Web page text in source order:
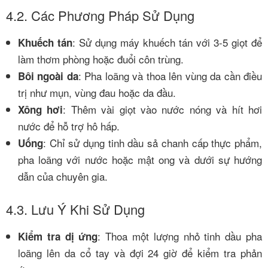
4.2. Các Phương Pháp Sử Dụng
Khuếch tán: Sử dụng máy khuếch tán với 3-5 giọt để
làm thơm phòng hoặc đuổi côn trùng.
Bôi ngoài da: Pha loãng và thoa lên vùng da cần điều
trị như mụn, vùng đau hoặc da đầu.
Xông hơi: Thêm vài giọt vào nước nóng và hít hơi
nước để hỗ trợ hô hấp.
Uống: Chỉ sử dụng tinh dầu sả chanh cấp thực phẩm,
pha loãng với nước hoặc mật ong và dưới sự hướng
dẫn của chuyên gia.
4.3. Lưu Ý Khi Sử Dụng
Kiểm tra dị ứng: Thoa một lượng nhỏ tinh dầu pha
loãng lên da cổ tay và đợi 24 giờ để kiểm tra phản